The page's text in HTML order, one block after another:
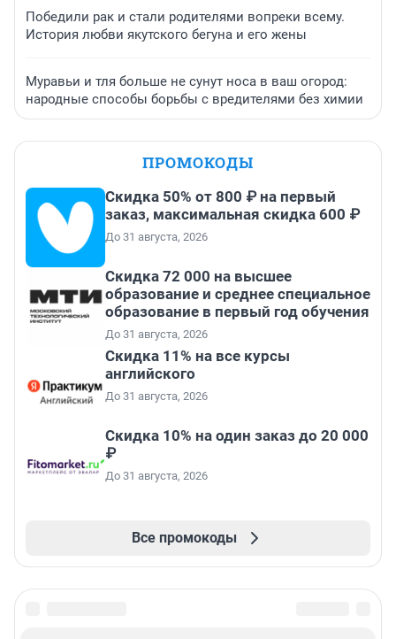
Победили рак и стали родителями вопреки всему.
История любви якутского бегуна и его жены
Муравьи и тля больше не сунут носа в ваш огород:
народные способы борьбы с вредителями без химии
ПРОМОКОДЫ
Скидка 50% от 800 ₽ на первый
заказ, максимальная скидка 600 ₽
До 31 августа, 2026
Скидка 72 000 на высшее
образование и среднее специальное
образование в первый год обучения
До 31 августа, 2026
Скидка 11% на все курсы
английского
До 31 августа, 2026
Скидка 10% на один заказ до 20 000
₽
До 31 августа, 2026
Все промокоды